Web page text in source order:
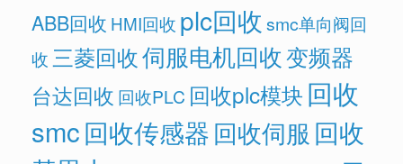
ABB回收 HMI回收 plc回收 smc单向阀回
收 三菱回收伺服电机回收变频器
台达回收 回收PLC 回收plc模块 回收
smc回收传感器回收伺服 回收